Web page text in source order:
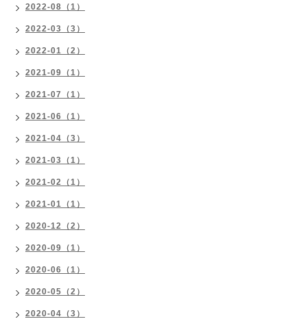
2022-08（1）
2022-03（3）
2022-01（2）
2021-09（1）
2021-07（1）
2021-06（1）
2021-04（3）
2021-03（1）
2021-02（1）
2021-01（1）
2020-12（2）
2020-09（1）
2020-06（1）
2020-05（2）
2020-04（3）